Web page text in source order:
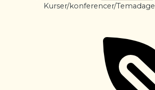
Kurser/konferencer/Temadage